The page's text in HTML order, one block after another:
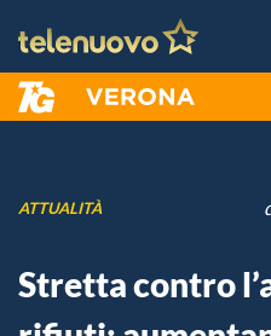
ATTUALITÀ
Stretta contro